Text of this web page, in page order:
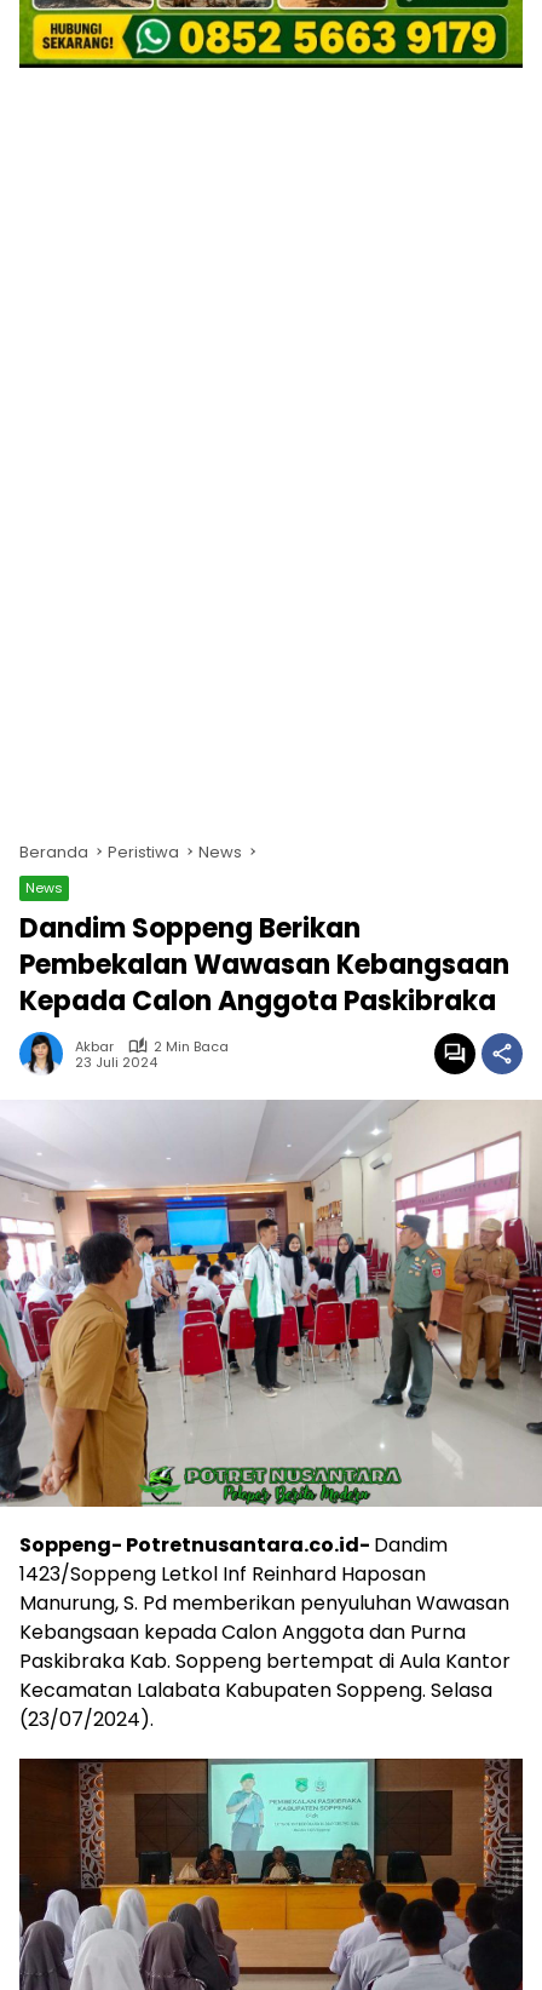
Beranda Peristiwa News
News
Dandim Soppeng Berikan
Pembekalan Wawasan Kebangsaan
Kepada Calon Anggota Paskibraka
Akbar
2 Min Baca
23 Juli 2024
Soppeng- Potretnusantara.co.id- Dandim
1423/Soppeng Letkol Inf Reinhard Haposan
Manurung, S. Pd memberikan penyuluhan Wawasan
Kebangsaan kepada Calon Anggota dan Purna
Paskibraka Kab. Soppeng bertempat di Aula Kantor
Kecamatan Lalabata Kabupaten Soppeng. Selasa
(23/07/2024).